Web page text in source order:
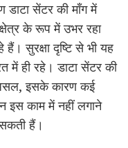
सेंटर की माँग में
के रूप में उभर रहा
सुरक्षा दृष्टि से भी यह
में ही रहे। डाटा सेंटर की
इसके कारण कई
इस काम में नहीं लगाने
हैं।